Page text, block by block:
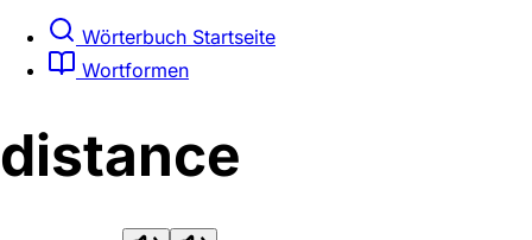
Wörterbuch Startseite
Wortformen
distance